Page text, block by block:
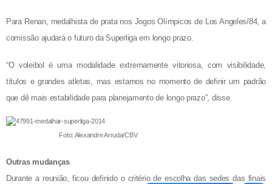
Para Renan, medalhista de prata nos Jogos Olímpicos de Los Angeles/84, a
comissão ajudará o futuro da Superliga em longo prazo.
“O voleibol é uma modalidade extremamente vitoriosa, com visibilidade,
títulos e grandes atletas, mas estamos no momento de definir um padrão
que dê mais estabilidade para planejamento de longo prazo”, disse.
Foto: Alexandre Arruda/CBV
Outras mudanças
Durante a reunião, ficou definido o critério de escolha das sedes das finais